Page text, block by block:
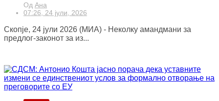
Од Ана
07:26, 24 јули, 2026
Скопје, 24 јули 2026 (МИА) - Неколку амандмани за
предлог-законот за из...